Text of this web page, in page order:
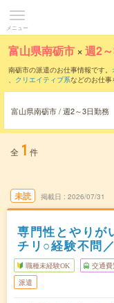
メニュー
富山県南砺市 ×週2
南砺市の派遣のお仕事情報です。
、 クリエイティブ系などのお仕
富山県南砺市 / 週2～3日勤務
全 1 件
未読 掲載日 2026/07/31
専門性とやりが
チリ○経験不問
職種未経験OK 交通費
派遣